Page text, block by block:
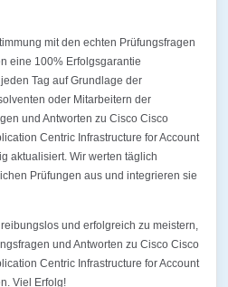
mit den echten Prüfungsfragen
eine 100% Erfolgsgarantie
Tag auf Grundlage der
oder Mitarbeitern der
und Antworten zu Cisco Cisco
Centric Infrastructure for Account
aktualisiert. Wir werten täglich
Prüfungen aus und integrieren sie
und erfolgreich zu meistern,
und Antworten zu Cisco Cisco
Centric Infrastructure for Account
Viel Erfolg!